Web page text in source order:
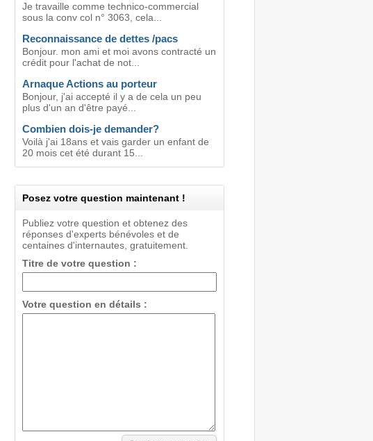
Je travaille comme technico-commercial
sous la conv col n° 3063, cela...
Reconnaissance de dettes /pacs
Bonjour. mon ami et moi avons contracté un
crédit pour l'achat de not...
Arnaque Actions au porteur
Bonjour, j'ai accepté il y a de cela un peu
plus d'un an d'être payé...
Combien dois-je demander?
Voilà j'ai 18ans et vais garder un enfant de
20 mois cet été durant 15...
Posez votre question maintenant !
Publiez votre question et obtenez des
réponses d'experts bénévoles et de
centaines d'internautes, gratuitement.
Titre de votre question :
Votre question en détails :